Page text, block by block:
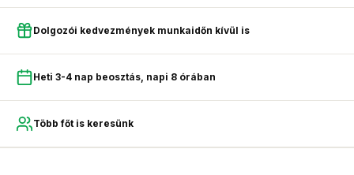
Dolgozói kedvezmények munkaidőn kívül is
Heti 3-4 nap beosztás, napi 8 órában
Több főt is keresünk